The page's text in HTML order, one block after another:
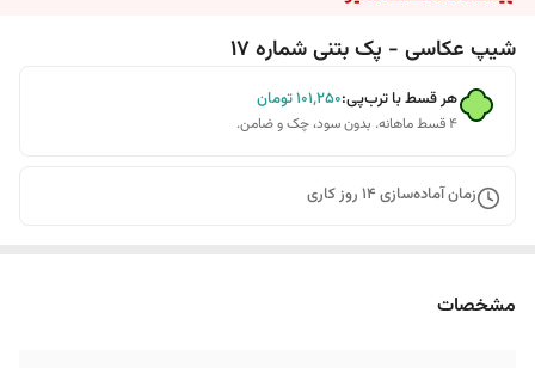
شیپ عکاسی - پک بتنی شماره 17
هر قسط با ترب‌پی:۱۰۱٬۲۵۰تومان
۴ قسط ماهانه. بدون سود، چک و ضامن.
زمان آماده‌سازی 14 روز کاری
مشخصات